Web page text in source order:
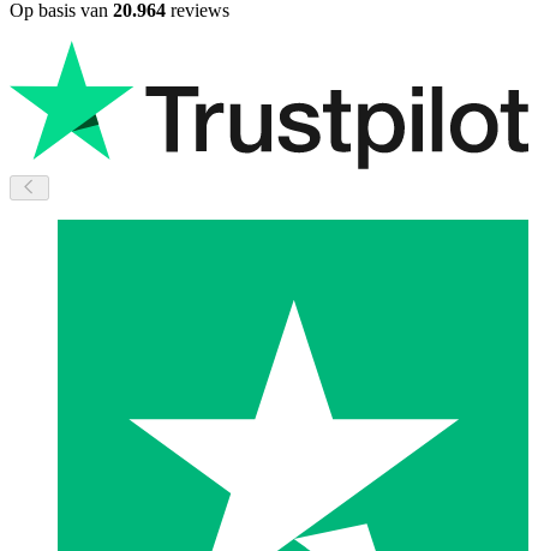
Op basis van 20.964 reviews